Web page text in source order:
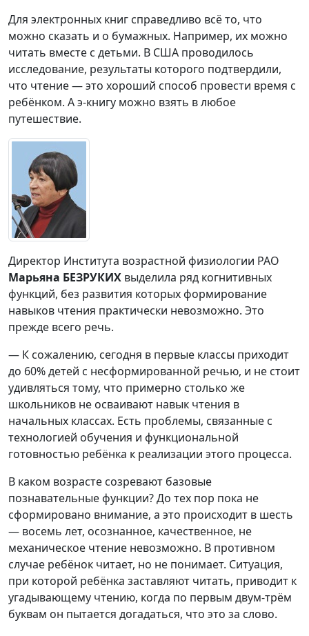
Для электронных книг справедливо всё то, что
можно сказать и о бумажных. Например, их можно
читать вместе с детьми. В США проводилось
исследование, результаты которого подтвердили,
что чтение — это хороший способ провести время с
ребёнком. А э-книгу можно взять в любое
путешествие.
Директор Института возрастной физиологии РАО
Марьяна БЕЗРУКИХ выделила ряд когнитивных
функций, без развития которых формирование
навыков чтения практически невозможно. Это
прежде всего речь.
— К сожалению, сегодня в первые классы приходит
до 60% детей с несформированной речью, и не стоит
удивляться тому, что примерно столько же
школьников не осваивают навык чтения в
начальных классах. Есть проблемы, связанные с
технологией обучения и функциональной
готовностью ребёнка к реализации этого процесса.
В каком возрасте созревают базовые
познавательные функции? До тех пор пока не
сформировано внимание, а это происходит в шесть
— восемь лет, осознанное, качественное, не
механическое чтение невозможно. В противном
случае ребёнок читает, но не понимает. Ситуация,
при которой ребёнка заставляют читать, приводит к
угадывающему чтению, когда по первым двум-трём
буквам он пытается догадаться, что это за слово.